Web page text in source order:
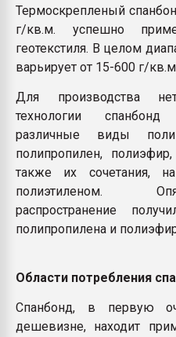
Термоскрепленый
г/кв.м. успешно
геотекстиля. В целом
варьирует от 15-600 г/
Для производства
технологии спанбонд
различные виды
полипропилен,
также их сочетания,
полиэтиленом.
распространение
полипропилена и
Области потребления
Спанбонд, в первую
дешевизне, находит